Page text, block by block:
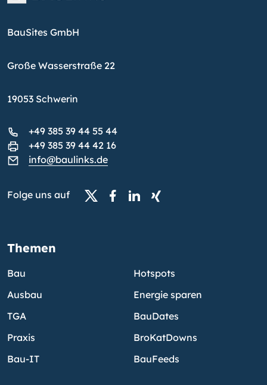
BauSites GmbH
Große Wasserstraße 22
19053 Schwerin
+49 385 39 44 55 44
+49 385 39 44 42 16
info@baulinks.de
Folge uns auf
Themen
Bau
Ausbau
TGA
Praxis
Bau-IT
Hotspots
Energie sparen
BauDates
BroKatDowns
BauFeeds